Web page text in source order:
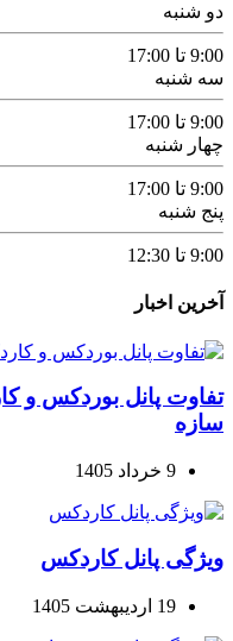
دو شنبه
9:00 تا 17:00
سه شنبه
9:00 تا 17:00
چهار شنبه
9:00 تا 17:00
پنج شنبه
9:00 تا 12:30
آخرین اخبار
تفاوت پانل بوردکس و
سازه
9 خرداد 1405
ویژگی پانل کاردکس
19 اردیبهشت 1405